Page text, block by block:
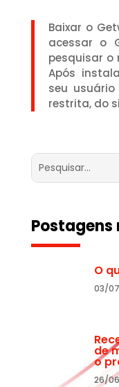
Baixar o
acessar o
pesquisar o
Após
seu
restrita, do
Postagens
O
03/
de
o
26/